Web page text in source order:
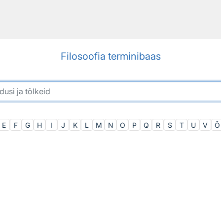
Filosoofia terminibaas
E F G H I J K L M N O P Q R S T U V Õ